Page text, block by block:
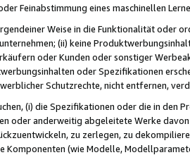
Feinabstimmung eines maschinellen
Weise in die Funktionalität oder
(ii) keine
oder Kunden oder sonstiger
oder Spezifikationen
Schutzrechte, nicht entfernen,
(i) die Spezifikationen oder die in
oder anderweitig abgeleitete Werke
zu zerlegen, zu
Komponenten (wie Modelle,